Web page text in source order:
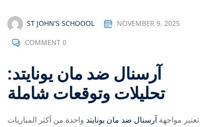
ST JOHN'S SCHOOOL NOVEMBER 9, 2025
COMMENT 0
آرسنال ضد مان يونايتد:
تحليلات وتوقعات شاملة
تعتبر مواجهة آرسنال ضد مان يونايتد واحدة من أكثر المباريات